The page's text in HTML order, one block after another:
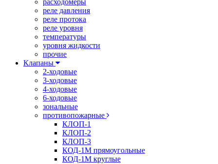
расходомеры
реле давления
реле протока
реле уровня
температуры
уровня жидкости
прочие
Клапаны
2-ходовые
3-ходовые
4-ходовые
6-ходовые
зональные
противопожарные
КЛОП-1
КЛОП-2
КЛОП-3
КОД-1М прямоугольные
КОД-1М круглые